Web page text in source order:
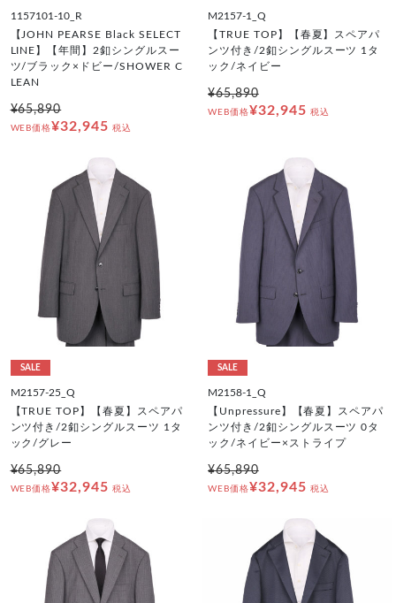
1157101-10_R
【JOHN PEARSE Black SELECT
LINE】【年間】2釦シングルスー
ツ/ブラック×ドビー/SHOWER C
LEAN
¥65,890
WEB価格¥32,945 税込
M2157-1_Q
【TRUE TOP】【春夏】スペアパ
ンツ付き/2釦シングルスーツ 1タ
ック/ネイビー
¥65,890
WEB価格¥32,945 税込
SALE
M2157-25_Q
【TRUE TOP】【春夏】スペアパ
ンツ付き/2釦シングルスーツ 1タ
ック/グレー
¥65,890
WEB価格¥32,945 税込
SALE
M2158-1_Q
【Unpressure】【春夏】スペアパ
ンツ付き/2釦シングルスーツ 0タ
ック/ネイビー×ストライプ
¥65,890
WEB価格¥32,945 税込